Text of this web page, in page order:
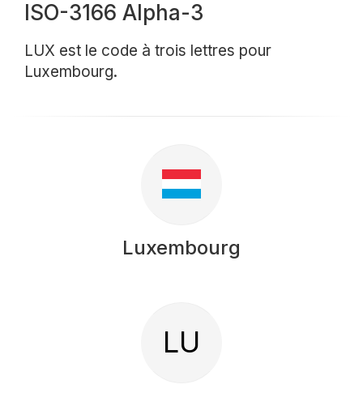
ISO-3166 Alpha-3
LUX est le code à trois lettres pour
Luxembourg.
Luxembourg
LU